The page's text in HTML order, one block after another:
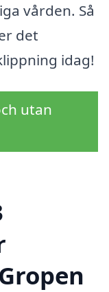
vården. Så
det
idag!
utan